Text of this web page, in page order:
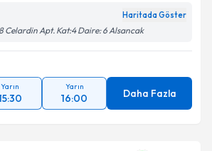
işlenmesini kabul ediyorum.Haritada Göster
Celardin Apt. Kat:4 Daire: 6 Alsancak
Yarın Yarın
16:00 Daha Fazla